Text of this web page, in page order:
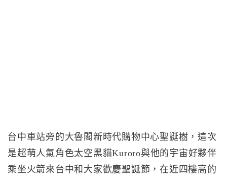
台中車站旁的大魯閣新時代購物中心聖誕樹，這次
是超萌人氣角色太空黑貓Kuroro與他的宇宙好夥伴
乘坐火箭來台中和大家歡慶聖誕節，在近四樓高的